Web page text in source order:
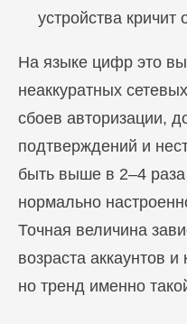
устройства кричит
На языке цифр это
неаккуратных
сбоев авторизации,
подтверждений и
быть выше в 2–4
нормально
Точная величина
возраста аккаунтов
но тренд именно